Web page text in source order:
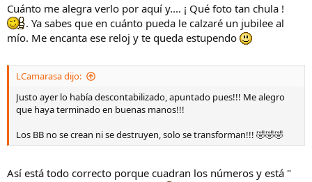
Cuánto me alegra verlo por aquí y.... ¡ Qué foto tan chula !
. Ya sabes que en cuánto pueda le calzaré un jubilee al
mío. Me encanta ese reloj y te queda estupendo
LCamarasa dijo:
Justo ayer lo había descontabilizado, apuntado pues!!! Me alegro
que haya terminado en buenas manos!!!
Los BB no se crean ni se destruyen, solo se transforman!!! 🤣🤣🤣
Así está todo correcto porque cuadran los números y está "